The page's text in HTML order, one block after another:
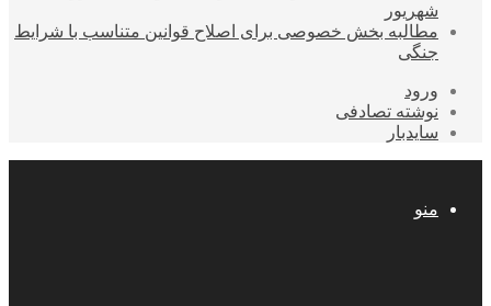
شهریور
مطالبه بخش خصوصی برای اصلاح قوانین متناسب با شرایط
جنگی
ورود
نوشته تصادفی
سایدبار
منو